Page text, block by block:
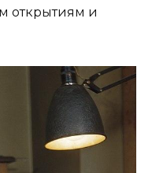
открытиям и